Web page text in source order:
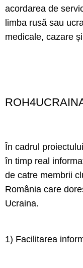
acordarea de
limba rusă sau
medicale, cazare
În cadrul
în timp real
de catre membrii
România care
Ucraina.
1) Facilitarea